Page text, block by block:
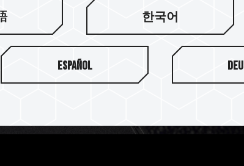
Z440 Lite는
지 셀 와 함께
이트 디스크 품질
한국어
Español